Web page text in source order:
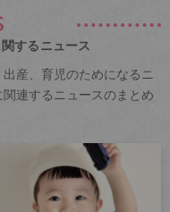
するニュース
産、育児のためになるニ
連するニュースのまとめ